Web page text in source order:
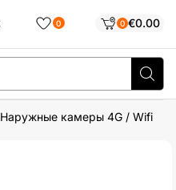
0 0 €0.00
Наружные камеры 4G / Wifi